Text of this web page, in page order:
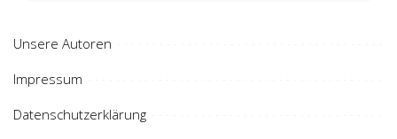
Unsere Autoren
Impressum
Datenschutzerklärung